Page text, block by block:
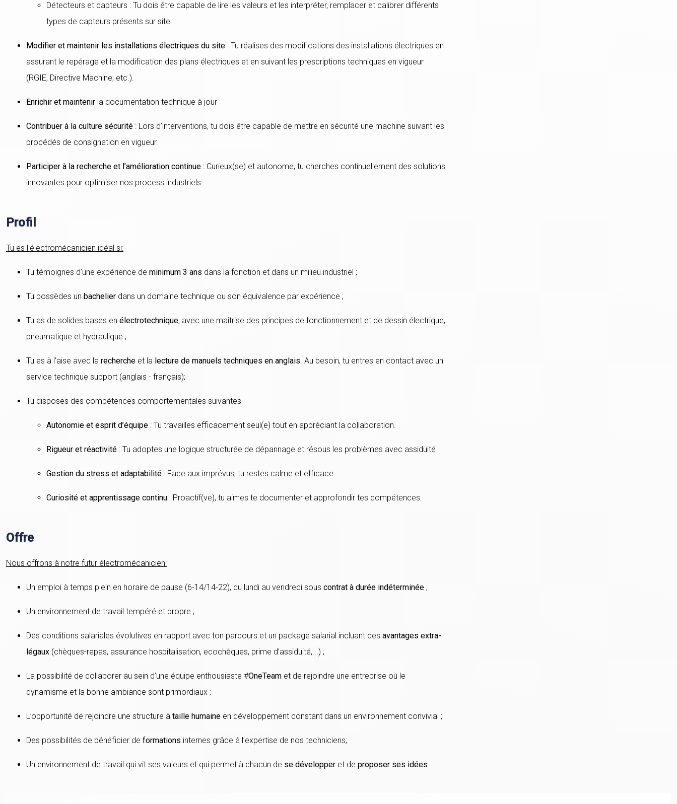
Détecteurs et capteurs : Tu dois être capable de lire les valeurs et les interpréter, remplacer et calibrer différents
types de capteurs présents sur site.
Modifier et maintenir les installations électriques du site : Tu réalises des modifications des installations électriques en
assurant le repérage et la modification des plans électriques et en suivant les prescriptions techniques en vigueur
(RGIE, Directive Machine, etc.).
Enrichir et maintenir la documentation technique à jour
Contribuer à la culture sécurité : Lors d’interventions, tu dois être capable de mettre en sécurité une machine suivant les
procédés de consignation en vigueur.
Participer à la recherche et l’amélioration continue : Curieux(se) et autonome, tu cherches continuellement des solutions
innovantes pour optimiser nos process industriels.
Profil
Tu es l'électromécanicien idéal si:
Tu témoignes d’une expérience de minimum 3 ans dans la fonction et dans un milieu industriel ;
Tu possèdes un bachelier dans un domaine technique ou son équivalence par expérience ;
Tu as de solides bases en électrotechnique, avec une maîtrise des principes de fonctionnement et de dessin électrique,
pneumatique et hydraulique ;
Tu es à l’aise avec la recherche et la lecture de manuels techniques en anglais. Au besoin, tu entres en contact avec un
service technique support (anglais - français);
Tu disposes des compétences comportementales suivantes
Autonomie et esprit d’équipe : Tu travailles efficacement seul(e) tout en appréciant la collaboration.
Rigueur et réactivité : Tu adoptes une logique structurée de dépannage et résous les problèmes avec assiduité
Gestion du stress et adaptabilité : Face aux imprévus, tu restes calme et efficace.
Curiosité et apprentissage continu : Proactif(ve), tu aimes te documenter et approfondir tes compétences.
Offre
Nous offrons à notre futur électromécanicien:
Un emploi à temps plein en horaire de pause (6-14/14-22), du lundi au vendredi sous contrat à durée indéterminée ;
Un environnement de travail tempéré et propre ;
Des conditions salariales évolutives en rapport avec ton parcours et un package salarial incluant des avantages extra-
légaux (chèques-repas, assurance hospitalisation, ecochèques, prime d’assiduité,...) ;
La possibilité de collaborer au sein d’une équipe enthousiaste #OneTeam et de rejoindre une entreprise où le
dynamisme et la bonne ambiance sont primordiaux ;
L’opportunité de rejoindre une structure à taille humaine en développement constant dans un environnement convivial ;
Des possibilités de bénéficier de formations internes grâce à l’expertise de nos techniciens;
Un environnement de travail qui vit ses valeurs et qui permet à chacun de se développer et de proposer ses idées.